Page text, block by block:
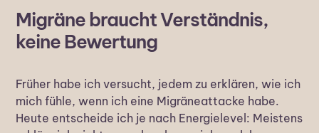
Migräne braucht Verständnis,
keine Bewertung
Früher habe ich versucht, jedem zu erklären, wie ich
mich fühle, wenn ich eine Migräneattacke habe.
Heute entscheide ich je nach Energielevel: Meistens